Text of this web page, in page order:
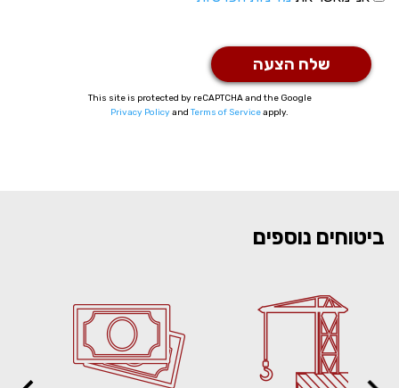
This site is protected by reCAPTCHA and the Google
Privacy Policyand Terms of Serviceapply.
ביטוחים נוספים